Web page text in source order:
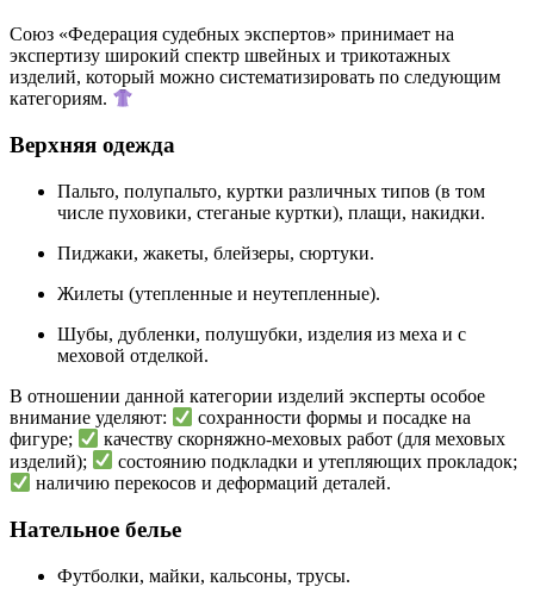
Союз «Федерация судебных экспертов» принимает на
экспертизу широкий спектр швейных и трикотажных
изделий, который можно систематизировать по следующим
категориям.
Верхняя одежда
Пальто, полупальто, куртки различных типов (в том
числе пуховики, стеганые куртки), плащи, накидки.
Пиджаки, жакеты, блейзеры, сюртуки.
Жилеты (утепленные и неутепленные).
Шубы, дубленки, полушубки, изделия из меха и с
меховой отделкой.
В отношении данной категории изделий эксперты особое
внимание уделяют:
сохранности формы и посадке на
фигуре;
качеству скорняжно-меховых работ (для меховых
изделий);
состоянию подкладки и утепляющих прокладок;
наличию перекосов и деформаций деталей.
Нательное белье
Футболки, майки, кальсоны, трусы.